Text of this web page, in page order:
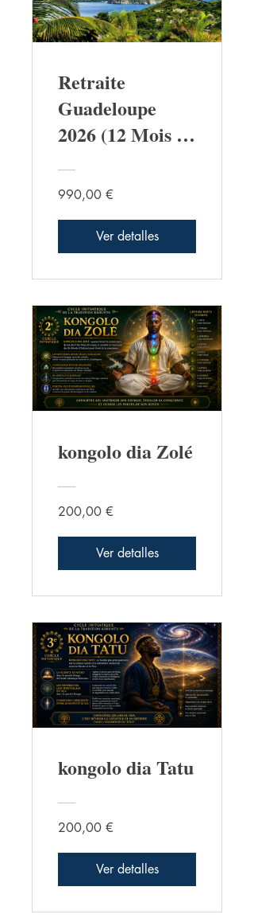
Retraite
Guadeloupe
2026 (12 Mois de
990,00 €
Ver detalles
kongolo dia Zolé
200,00 €
Ver detalles
kongolo dia Tatu
200,00 €
Ver detalles